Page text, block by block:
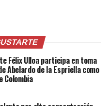
Félix Ulloa participa en toma
Abelardo de la Espriella como
Colombia